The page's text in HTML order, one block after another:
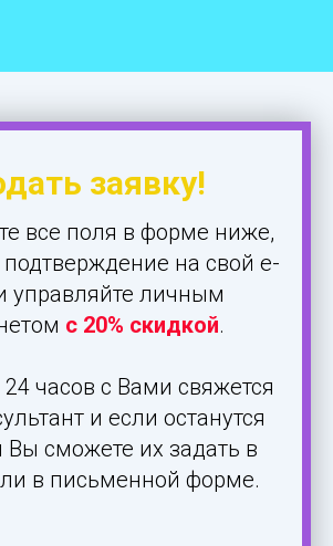
заявку!
все поля в форме ниже,
подтверждение на свой e-
управляйте личным
с 20% скидкой.
часов с Вами свяжется
и если останутся
Вы сможете их задать в
в письменной форме.